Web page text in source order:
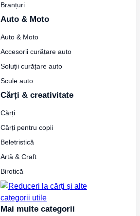
Branțuri
Auto & Moto
Auto & Moto
Accesorii curățare auto
Soluții curățare auto
Scule auto
Cărți & creativitate
Cărți
Cărți pentru copii
Beletristică
Artă & Craft
Birotică
Mai multe categorii